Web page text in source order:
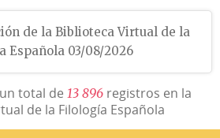
de la Biblioteca Virtual de la
Española 03/08/2026
total de 13 896registros en la
de la Filología Española